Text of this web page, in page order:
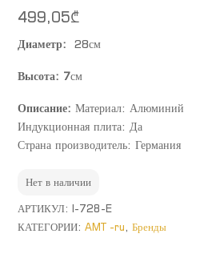
499,05₾
Диаметр: 28см
Высота: 7см
Описание:Материал: Алюминий
Индукционная плита: Да
Страна производитель: Германия
Нет в наличии
АРТИКУЛ:I-728-E
КАТЕГОРИИ:AMT -ru,Бренды